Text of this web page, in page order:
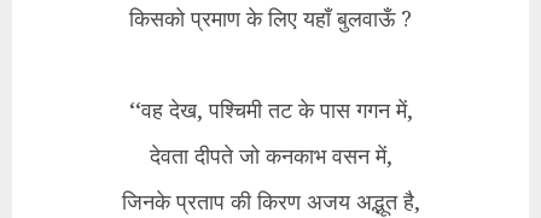
किसको प्रमाण के लिए यहाँ बुलवाऊँ ?
‘‘वह देख, पश्चिमी तट के पास गगन में,
देवता दीपते जो कनकाभ वसन में,
जिनके प्रताप की किरण अजय अद्भूत है,